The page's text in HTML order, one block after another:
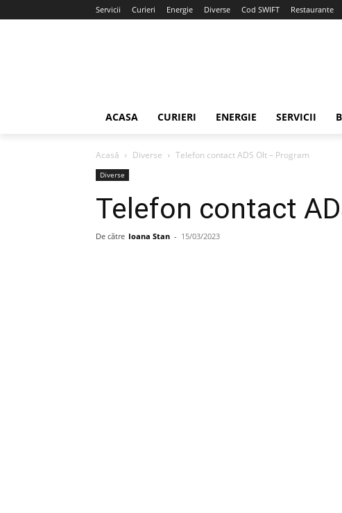
Servicii Curieri Energie Diverse Cod SWIFT Restaurante
ACASA CURIERI ENERGIE SERVICII
Acasă Diverse Telefon contact ADS Olt – Program
Diverse
Telefon contact
De către Ioana Stan - 15/03/2023